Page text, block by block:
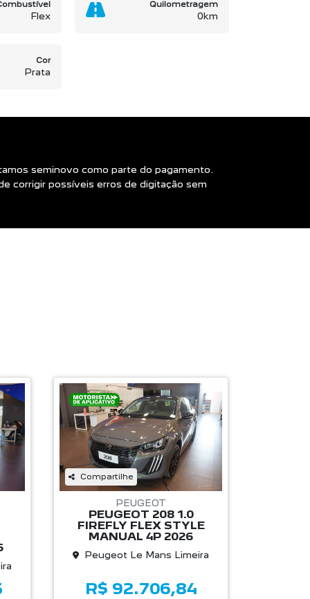
Flex
Quilometragem
0km
Cor
Prata
seminovo como parte do pagamento.
corrigir possíveis erros de digitação sem
Compartilhe
PEUGEOT
PEUGEOT 208 1.0
FIREFLY FLEX STYLE
MANUAL 4P 2026
Peugeot Le Mans Limeira
R$ 92.706,84